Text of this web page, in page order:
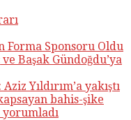
Forma Sponsoru Oldu
Başak Gündoğdu’ya
Yıldırım’a yakıştı
bahis-şike
yorumladı